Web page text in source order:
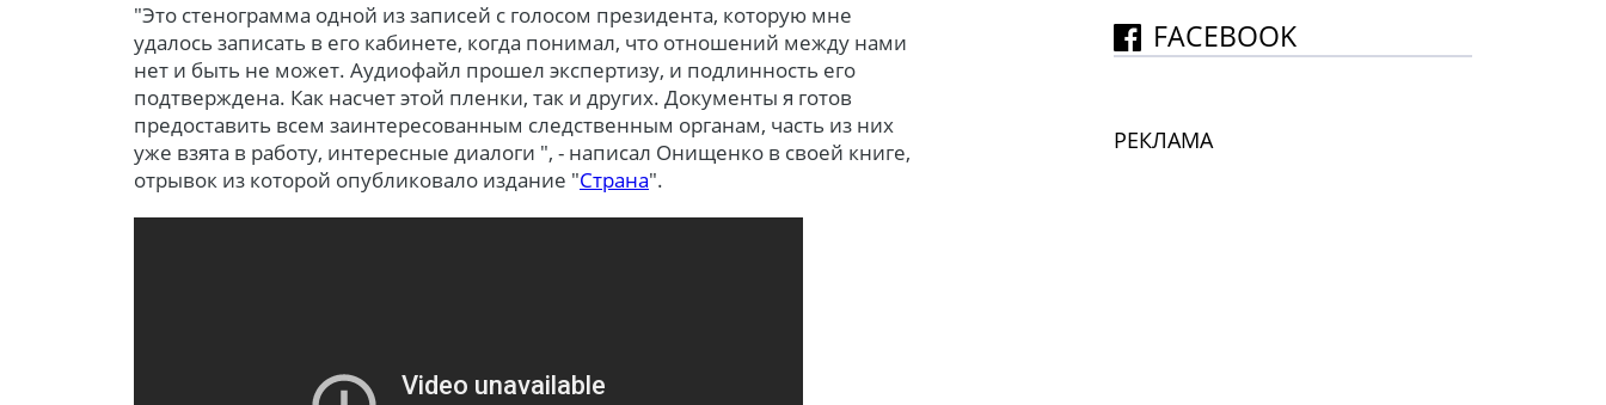
"Это стенограмма одной из записей с голосом президента, которую мне
удалось записать в его кабинете, когда понимал, что отношений между нами
нет и быть не может. Аудиофайл прошел экспертизу, и подлинность его
подтверждена. Как насчет этой пленки, так и других. Документы я готов
предоставить всем заинтересованным следственным органам, часть из них
уже взята в работу, интересные диалоги ", - написал Онищенко в своей книге,
отрывок из которой опубликовало издание "Страна".
FACEBOOK
РЕКЛАМА